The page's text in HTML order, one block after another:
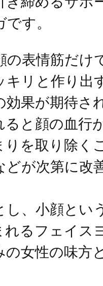
す。
の表情筋だけ
キリと作り出
効果が期待さ
ると顔の血行
りを取り除く
どが次第に改
し、小顔とい
れるフェイス
の女性の味方